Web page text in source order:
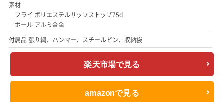
素材
フライ ポリエステルリップストップ75d
ポール アルミ合金
付属品 張り綱、ハンマー、スチールピン、収納袋
楽天市場で見る
amazonで見る